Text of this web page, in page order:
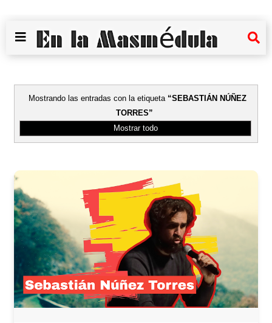
Mostrando las entradas con la etiqueta
SEBASTIÁN NÚÑEZ
TORRES
Mostrar todo